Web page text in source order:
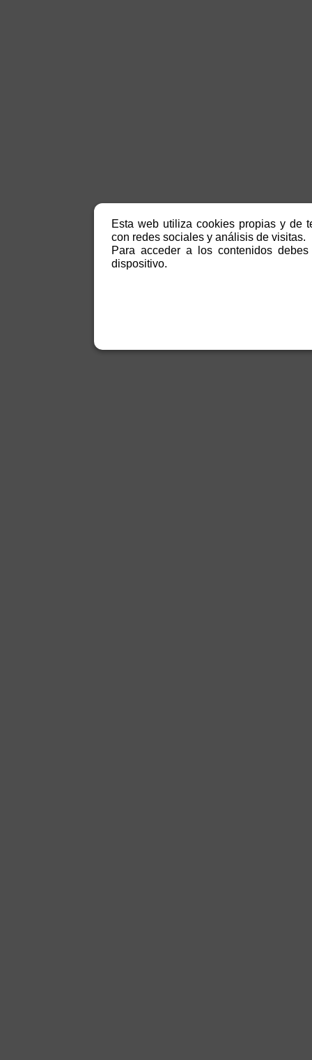
Esta web utiliza cookies propias y de
con redes sociales y análisis de visitas.
Para acceder a los contenidos
dispositivo.